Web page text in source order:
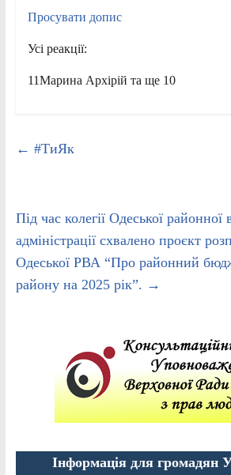
Просувати допис
Усі реакції:
11Марина Архірій та ще 10
← #ТиЯк
Під час колегії Одеської районної
адміністрації схвалено проєкт
Одеської РВА “Про районний
району на 2025 рік”. →
Інформація для громадян